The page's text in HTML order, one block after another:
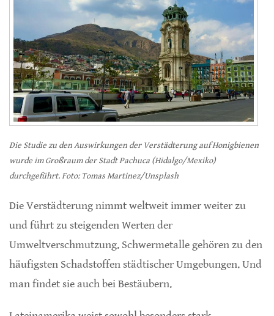
Die Studie zu den Auswirkungen der Verstädterung auf Honigbienen
wurde im Großraum der Stadt Pachuca (Hidalgo/Mexiko)
durchgeführt. Foto: Tomas Martinez/Unsplash
Die Verstädterung nimmt weltweit immer weiter zu
und führt zu steigenden Werten der
Umweltverschmutzung. Schwermetalle gehören zu den
häufigsten Schadstoffen städtischer Umgebungen. Und
man findet sie auch bei Bestäubern.